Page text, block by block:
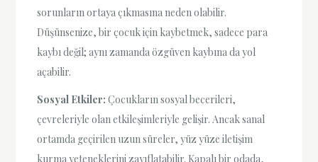
sorunların ortaya çıkmasına neden olabilir.
Düşünsenize, bir çocuk için kaybetmek, sadece para
kaybı değil; aynı zamanda özgüven kaybına da yol
açabilir.
Sosyal Etkiler: Çocukların sosyal becerileri,
çevreleriyle olan etkileşimleriyle gelişir. Ancak sanal
ortamda geçirilen uzun süreler, yüz yüze iletişim
kurma yeteneklerini zayıflatabilir. Kapalı bir odada,